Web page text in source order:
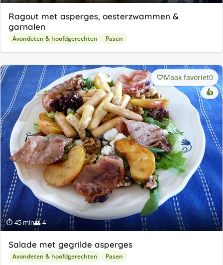
Ragout met asperges, oesterzwammen &
garnalen
Avondeten & hoofdgerechten Pasen
⏱ 45 min👥 4
Maak favoriet0
👍
Salade met gegrilde asperges
Avondeten & hoofdgerechten Pasen